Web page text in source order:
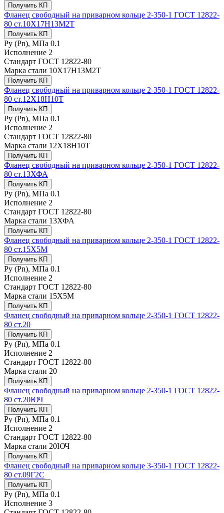
Получить КП
Фланец свободный на приварном кольце 2-350-1 ГОСТ 12822-
80 ст.10Х17Н13М2Т
Получить КП
Ру (Рn), МПа 0.1
Исполнение 2
Стандарт ГОСТ 12822-80
Марка стали 10Х17Н13М2Т
Получить КП
Фланец свободный на приварном кольце 2-350-1 ГОСТ 12822-
80 ст.12Х18Н10Т
Получить КП
Ру (Рn), МПа 0.1
Исполнение 2
Стандарт ГОСТ 12822-80
Марка стали 12Х18Н10Т
Получить КП
Фланец свободный на приварном кольце 2-350-1 ГОСТ 12822-
80 ст.13ХФА
Получить КП
Ру (Рn), МПа 0.1
Исполнение 2
Стандарт ГОСТ 12822-80
Марка стали 13ХФА
Получить КП
Фланец свободный на приварном кольце 2-350-1 ГОСТ 12822-
80 ст.15Х5М
Получить КП
Ру (Рn), МПа 0.1
Исполнение 2
Стандарт ГОСТ 12822-80
Марка стали 15Х5М
Получить КП
Фланец свободный на приварном кольце 2-350-1 ГОСТ 12822-
80 ст.20
Получить КП
Ру (Рn), МПа 0.1
Исполнение 2
Стандарт ГОСТ 12822-80
Марка стали 20
Получить КП
Фланец свободный на приварном кольце 2-350-1 ГОСТ 12822-
80 ст.20ЮЧ
Получить КП
Ру (Рn), МПа 0.1
Исполнение 2
Стандарт ГОСТ 12822-80
Марка стали 20ЮЧ
Получить КП
Фланец свободный на приварном кольце 3-350-1 ГОСТ 12822-
80 ст.09Г2С
Получить КП
Ру (Рn), МПа 0.1
Исполнение 3